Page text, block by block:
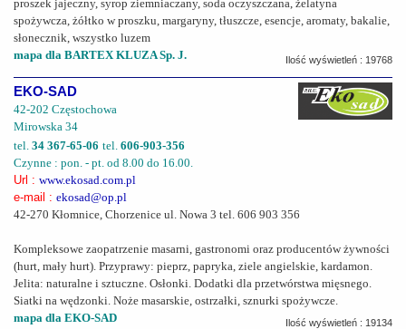
proszek jajeczny, syrop ziemniaczany, soda oczyszczana, żelatyna
spożywcza, żółtko w proszku, margaryny, tłuszcze, esencje, aromaty, bakalie,
słonecznik, wszystko luzem
mapa dla BARTEX KLUZA Sp. J.
Ilość wyświetleń : 19768
EKO-SAD
42-202 Częstochowa
Mirowska 34
tel. 34 367-65-06 tel. 606-903-356
Czynne : pon. - pt. od 8.00 do 16.00.
Url : www.ekosad.com.pl
e-mail : ekosad@op.pl
42-270 Kłomnice, Chorzenice ul. Nowa 3 tel. 606 903 356
Kompleksowe zaopatrzenie masarni, gastronomi oraz producentów żywności
(hurt, mały hurt). Przyprawy: pieprz, papryka, ziele angielskie, kardamon.
Jelita: naturalne i sztuczne. Osłonki. Dodatki dla przetwórstwa mięsnego.
Siatki na wędzonki. Noże masarskie, ostrzałki, sznurki spożywcze.
mapa dla EKO-SAD
Ilość wyświetleń : 19134